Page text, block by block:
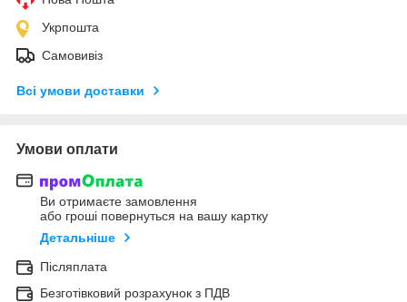
Укрпошта
Самовивіз
Всі умови доставки
Умови оплати
Ви отримаєте замовлення
або гроші повернуться на вашу картку
Детальніше
Післяплата
Безготівковий розрахунок з ПДВ